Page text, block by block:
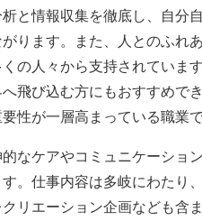
と情報収集を徹底し、自分
ります。また、人とのふれ
の人々から支持されていま
飛び込む方にもおすすめで
性が一層高まっている職業で
なケアやコミュニケーショ
。仕事内容は多岐にわたり
リエーション企画なども含